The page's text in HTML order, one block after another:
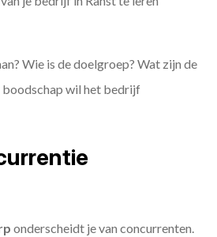
Wie is de doelgroep? Wat zijn de
boodschap wil het bedrijf
onderscheidt je van concurrenten.